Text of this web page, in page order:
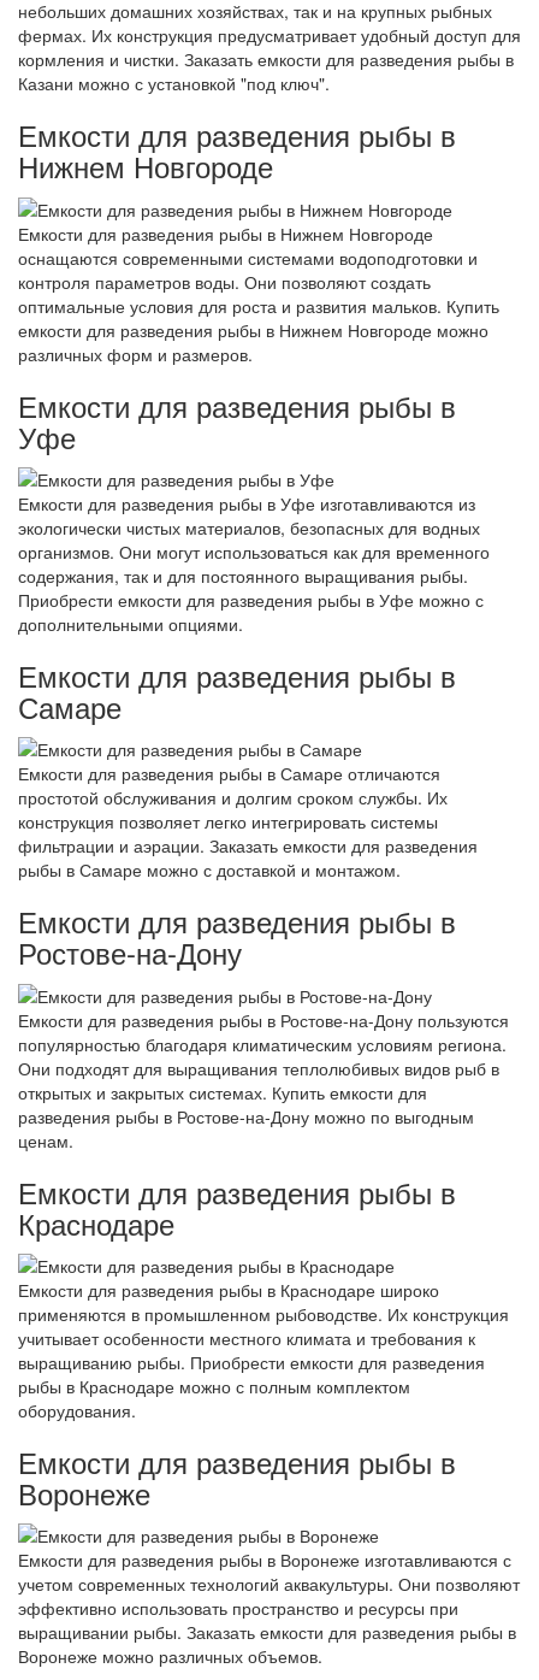
небольших домашних хозяйствах, так и на крупных рыбных
фермах. Их конструкция предусматривает удобный доступ для
кормления и чистки. Заказать емкости для разведения рыбы в
Казани можно с установкой "под ключ".
Емкости для разведения рыбы в
Нижнем Новгороде
Емкости для разведения рыбы в Нижнем Новгороде
оснащаются современными системами водоподготовки и
контроля параметров воды. Они позволяют создать
оптимальные условия для роста и развития мальков. Купить
емкости для разведения рыбы в Нижнем Новгороде можно
различных форм и размеров.
Емкости для разведения рыбы в
Уфе
Емкости для разведения рыбы в Уфе изготавливаются из
экологически чистых материалов, безопасных для водных
организмов. Они могут использоваться как для временного
содержания, так и для постоянного выращивания рыбы.
Приобрести емкости для разведения рыбы в Уфе можно с
дополнительными опциями.
Емкости для разведения рыбы в
Самаре
Емкости для разведения рыбы в Самаре отличаются
простотой обслуживания и долгим сроком службы. Их
конструкция позволяет легко интегрировать системы
фильтрации и аэрации. Заказать емкости для разведения
рыбы в Самаре можно с доставкой и монтажом.
Емкости для разведения рыбы в
Ростове-на-Дону
Емкости для разведения рыбы в Ростове-на-Дону пользуются
популярностью благодаря климатическим условиям региона.
Они подходят для выращивания теплолюбивых видов рыб в
открытых и закрытых системах. Купить емкости для
разведения рыбы в Ростове-на-Дону можно по выгодным
ценам.
Емкости для разведения рыбы в
Краснодаре
Емкости для разведения рыбы в Краснодаре широко
применяются в промышленном рыбоводстве. Их конструкция
учитывает особенности местного климата и требования к
выращиванию рыбы. Приобрести емкости для разведения
рыбы в Краснодаре можно с полным комплектом
оборудования.
Емкости для разведения рыбы в
Воронеже
Емкости для разведения рыбы в Воронеже изготавливаются с
учетом современных технологий аквакультуры. Они позволяют
эффективно использовать пространство и ресурсы при
выращивании рыбы. Заказать емкости для разведения рыбы в
Воронеже можно различных объемов.